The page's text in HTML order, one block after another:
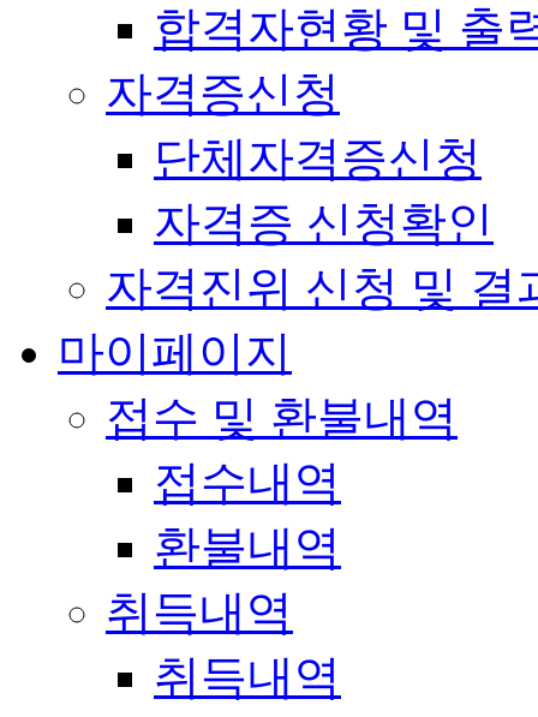
합격자현황 및 출
자격증신청
단체자격증신청
자격증 신청확인
자격진위 신청 및 결
마이페이지
접수 및 환불내역
접수내역
환불내역
취득내역
취득내역